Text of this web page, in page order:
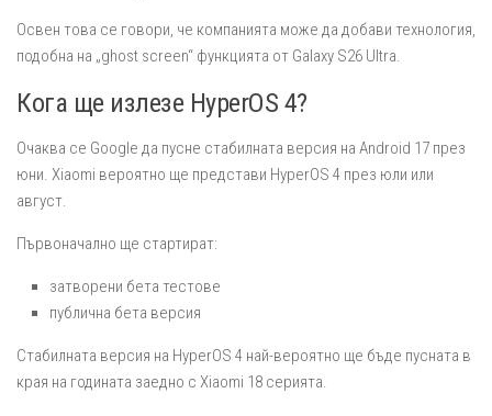
Освен това се говори, че компанията може да добави технология,
подобна на „ghost screen“ функцията от Galaxy S26 Ultra.
Кога ще излезе HyperOS 4?
Очаква се Google да пусне стабилната версия на Android 17 през
юни. Xiaomi вероятно ще представи HyperOS 4 през юли или
август.
Първоначално ще стартират:
затворени бета тестове
публична бета версия
Стабилната версия на HyperOS 4 най-вероятно ще бъде пусната в
края на годината заедно с Xiaomi 18 серията.